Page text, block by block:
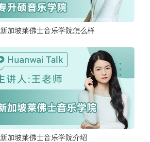
新加坡莱佛士音乐学院怎么样
新加坡莱佛士音乐学院介绍